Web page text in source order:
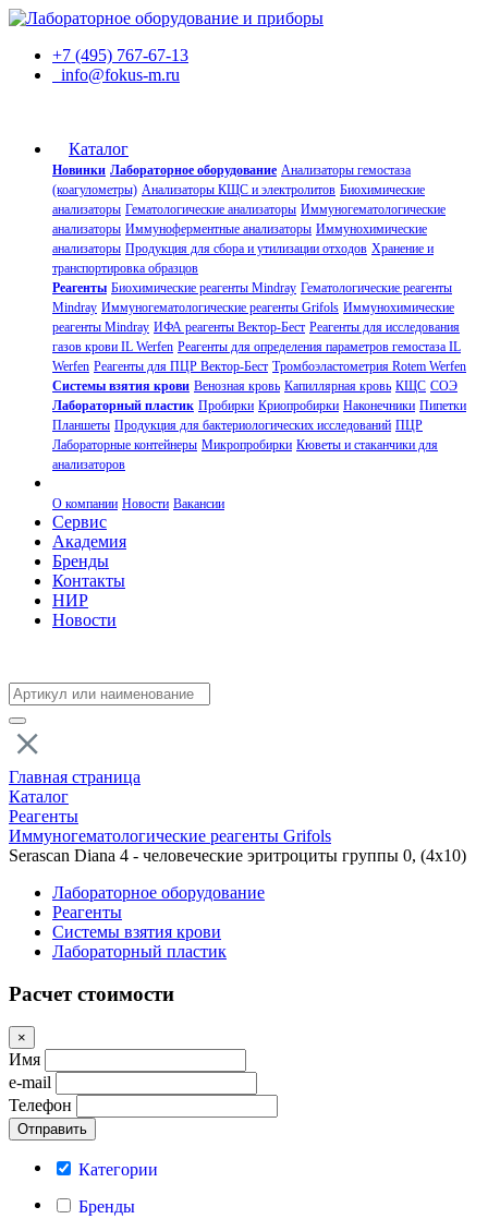
+7 (495) 767-67-13
info@fokus-m.ru
Каталог
Новинки Лабораторное оборудование Анализаторы гемостаза
(коагулометры) Анализаторы КЩС и электролитов Биохимические
анализаторы Гематологические анализаторы Иммуногематологические
анализаторы Иммуноферментные анализаторы Иммунохимические
анализаторы Продукция для сбора и утилизации отходов Хранение и
транспортировка образцов
Реагенты Биохимические реагенты Mindray Гематологические реагенты
Mindray Иммуногематологические реагенты Grifols Иммунохимические
реагенты Mindray ИФА реагенты Вектор-Бест Реагенты для исследования
газов крови IL Werfen Реагенты для определения параметров гемостаза IL
Werfen Реагенты для ПЦР Вектор-Бест Тромбоэластометрия Rotem Werfen
Системы взятия крови Венозная кровь Капиллярная кровь КЩС СОЭ
Лабораторный пластик Пробирки Криопробирки Наконечники Пипетки
Планшеты Продукция для бактериологических исследований ПЦР
Лабораторные контейнеры Микропробирки Кюветы и стаканчики для
анализаторов
О компании Новости Вакансии
Сервис
Академия
Бренды
Контакты
НИР
Новости
Главная страница
Каталог
Реагенты
Иммуногематологические реагенты Grifols
Serascan Diana 4 - человеческие эритроциты группы 0, (4х10)
Лабораторное оборудование
Реагенты
Системы взятия крови
Лабораторный пластик
Расчет стоимости
×
Имя
e-mail
Телефон
Категории
Бренды